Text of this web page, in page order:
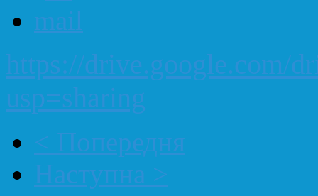
https://drive.google.com/
usp=sharing
< Попередня
Наступна >